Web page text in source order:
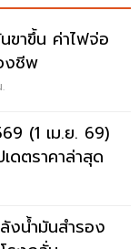
ขาขึ้น ค่าไฟจ่อ
งชีพ
(1 เม.ย. 69)
ดตราคาล่าสุด
งน้ำมันสำรอง